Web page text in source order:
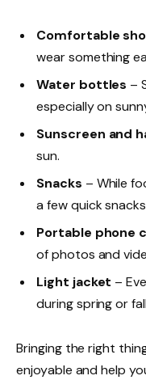
Comfortable
wear something
Water bottles –
especially on
Sunscreen and
sun.
Snacks – While
a few quick
Portable phone
of photos and
Light jacket –
during spring or
Bringing the right
enjoyable and help